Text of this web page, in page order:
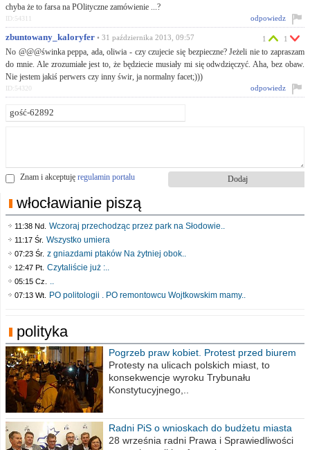
chyba że to farsa na POlityczne zamówienie ...?
odpowiedz
ID:54311
zbuntowany_kaloryfer • 31 października 2013, 09:57
No @@@świnka peppa, ada, oliwia - czy czujecie się bezpieczne? Jeżeli nie to zapraszam
do mnie. Ale zrozumiałe jest to, że będziecie musiały mi się odwdzięczyć. Aha, bez obaw.
Nie jestem jakiś perwers czy inny świr, ja normalny facet;)))
1 1
odpowiedz
ID:54320
Znam i akceptuję regulamin portalu
włocławianie piszą
11:38 Nd. Wczoraj przechodząc przez park na Słodowie..
11:17 Śr. Wszystko umiera
07:23 Śr. z gniazdami ptaków Na żytniej obok..
12:47 Pt. Czytaliście już :..
05:15 Cz. ..
07:13 Wt. PO politologii . PO remontowcu Wojtkowskim mamy..
polityka
Pogrzeb praw kobiet. Protest przed biurem
poselskim PiS
Protesty na ulicach polskich miast, to
konsekwencje wyroku Trybunału
Konstytucyjnego,..
Radni PiS o wnioskach do budżetu miasta
na 2021 rok
28 września radni Prawa i Sprawiedliwości